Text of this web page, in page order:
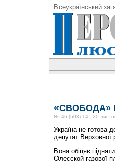
Всеукраїнський
«СВОБОДА»
№ 46 (503) 14 - 20
Україна не готова
депутат Верховної
Вона обіцяє
Олесской газової